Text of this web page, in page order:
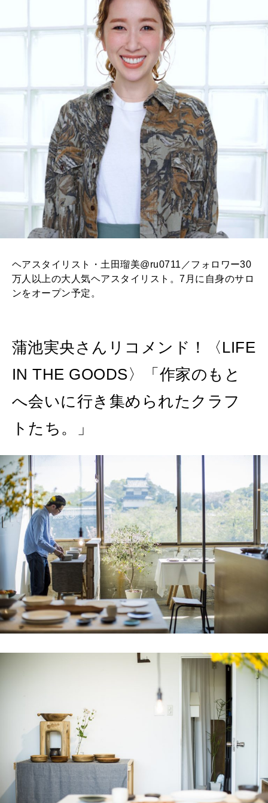
ヘアスタイリスト・土田瑠美@ru0711／フォロワー30
万人以上の大人気ヘアスタイリスト。7月に自身のサロ
ンをオープン予定。
蒲池実央さんリコメンド！〈LIFE
IN THE GOODS〉「作家のもと
へ会いに行き集められたクラフ
トたち。」